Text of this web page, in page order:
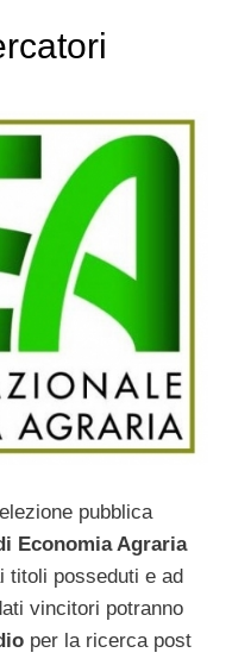
pubblica
Economia Agraria
titoli posseduti e ad
vincitori potranno
per la ricerca post